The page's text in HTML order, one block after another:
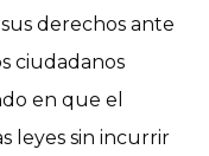
derechos ante
ciudadanos
en que el
leyes sin incurrir